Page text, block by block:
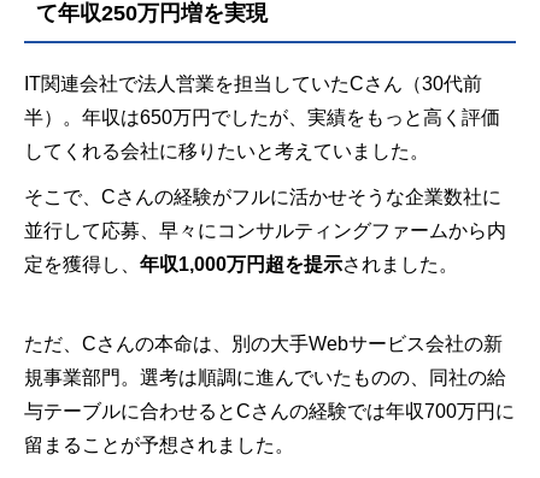
て年収250万円増を実現
IT関連会社で法人営業を担当していたCさん（30代前
半）。年収は650万円でしたが、実績をもっと高く評価
してくれる会社に移りたいと考えていました。
そこで、Cさんの経験がフルに活かせそうな企業数社に
並行して応募、早々にコンサルティングファームから内
定を獲得し、 年収1,000万円超を提示されました。
ただ、Cさんの本命は、別の大手Webサービス会社の新
規事業部門。選考は順調に進んでいたものの、同社の給
与テーブルに合わせるとCさんの経験では年収700万円に
留まることが予想されました。